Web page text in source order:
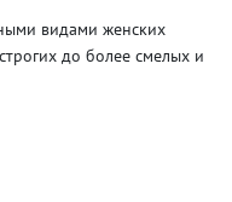
видами женских
до более смелых и